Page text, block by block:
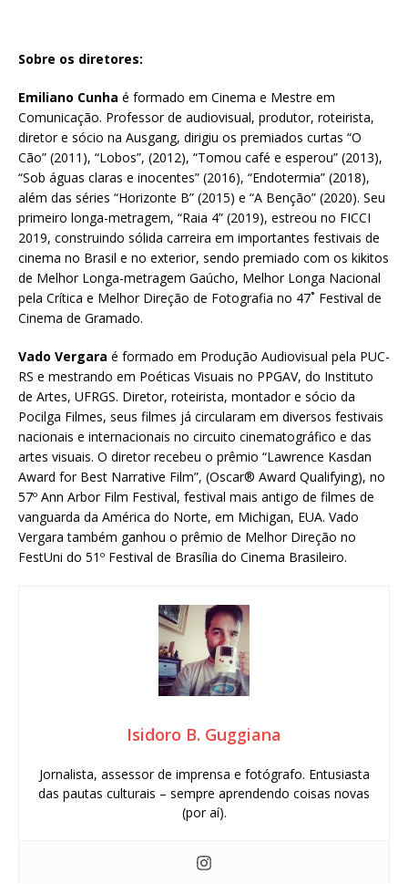
Sobre os diretores:
Emiliano Cunha é formado em Cinema e Mestre em
Comunicação. Professor de audiovisual, produtor, roteirista,
diretor e sócio na Ausgang, dirigiu os premiados curtas “O
Cão” (2011), “Lobos”, (2012), “Tomou café e esperou” (2013),
“Sob águas claras e inocentes” (2016), “Endotermia” (2018),
além das séries “Horizonte B” (2015) e “A Benção” (2020). Seu
primeiro longa-metragem, “Raia 4” (2019), estreou no FICCI
2019, construindo sólida carreira em importantes festivais de
cinema no Brasil e no exterior, sendo premiado com os kikitos
de Melhor Longa-metragem Gaúcho, Melhor Longa Nacional
pela Crítica e Melhor Direção de Fotografia no 47˚ Festival de
Cinema de Gramado.
Vado Vergara é formado em Produção Audiovisual pela PUC-
RS e mestrando em Poéticas Visuais no PPGAV, do Instituto
de Artes, UFRGS. Diretor, roteirista, montador e sócio da
Pocilga Filmes, seus filmes já circularam em diversos festivais
nacionais e internacionais no circuito cinematográfico e das
artes visuais. O diretor recebeu o prêmio “Lawrence Kasdan
Award for Best Narrative Film”, (Oscar® Award Qualifying), no
57º Ann Arbor Film Festival, festival mais antigo de filmes de
vanguarda da América do Norte, em Michigan, EUA. Vado
Vergara também ganhou o prêmio de Melhor Direção no
FestUni do 51º Festival de Brasília do Cinema Brasileiro.
Isidoro B. Guggiana
Jornalista, assessor de imprensa e fotógrafo. Entusiasta
das pautas culturais – sempre aprendendo coisas novas
(por aí).